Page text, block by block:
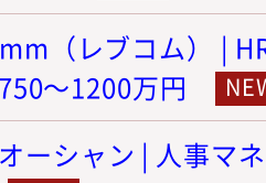
（レブコム） |
～1200万円
ーシャン | 人事マ